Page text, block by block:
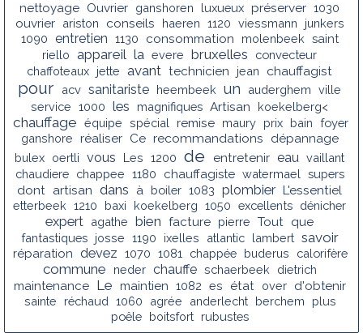
nettoyage Ouvrier ganshoren luxueux préserver 1030
ouvrier ariston conseils haeren 1120 viessmann
junkers
1090 entretien 1130 consommation molenbeek saint
riello appareil la evere bruxelles
convecteur
chaffoteaux jette avant technicien jean chauffagist
pour acv sanitariste heembeek un auderghem ville
service 1000 les magnifiques Artisan koekelberg<
chauffage équipe spécial remise maury prix bain foyer
ganshore réaliser Ce recommandations dépannage
bulex oertli vous Les 1200 de entretenir eau vaillant
chaudiere
chappee 1180 chauffagiste watermael supers
dont artisan dans à boiler 1083 plombier L'essentiel
etterbeek 1210 baxi koekelberg 1050 excellents dénicher
expert agathe bien facture pierre Tout que
fantastiques josse 1190 ixelles atlantic lambert savoir
réparation devez 1070 1081 chappée buderus calorifère
commune neder chauffe schaerbeek dietrich
maintenance Le maintien 1082 es état over d'obtenir
sainte réchaud 1060 agrée anderlecht berchem
plus
poêle
boitsfort rubustes